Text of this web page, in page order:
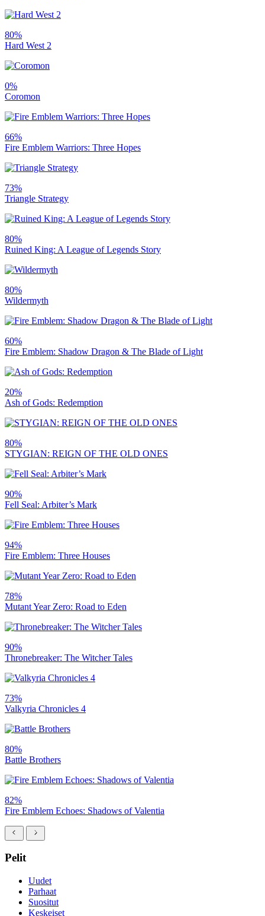
80%
Hard West 2
0%
Coromon
66%
Fire Emblem Warriors: Three Hopes
73%
Triangle Strategy
80%
Ruined King: A League of Legends Story
80%
Wildermyth
60%
Fire Emblem: Shadow Dragon & The Blade of Light
20%
Ash of Gods: Redemption
80%
STYGIAN: REIGN OF THE OLD ONES
90%
Fell Seal: Arbiter’s Mark
94%
Fire Emblem: Three Houses
78%
Mutant Year Zero: Road to Eden
90%
Thronebreaker: The Witcher Tales
73%
Valkyria Chronicles 4
80%
Battle Brothers
82%
Fire Emblem Echoes: Shadows of Valentia
Pelit
Uudet
Parhaat
Suositut
Keskeiset